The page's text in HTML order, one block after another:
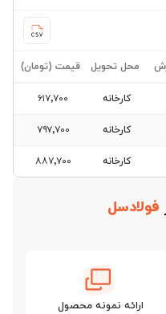
محل تحویل قیمت (تومان)
کارخانه ۶۱۷٬۷۰۰
کارخانه ۷۹۷٬۷۰۰
کارخانه ۸۸۷٬۷۰۰
فولادسل
ارائه نمونه محصول